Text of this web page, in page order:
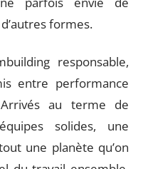
formes.
responsable,
entre performance
au terme de
solides, une
une planète qu’on